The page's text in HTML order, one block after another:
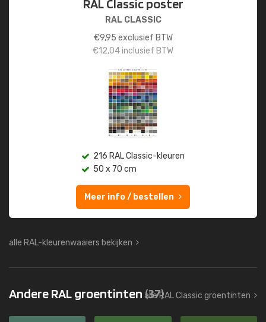
RAL Classic poster
RAL CLASSIC
€9,95 exclusief BTW
€12,04inclusief BTW
216 RAL Classic-kleuren
50 x 70 cm
Meer info / bestellen
alle RAL-kleurenwaaiers bekijken
Andere RAL groentinten(37)
alle RAL Classic groentinten